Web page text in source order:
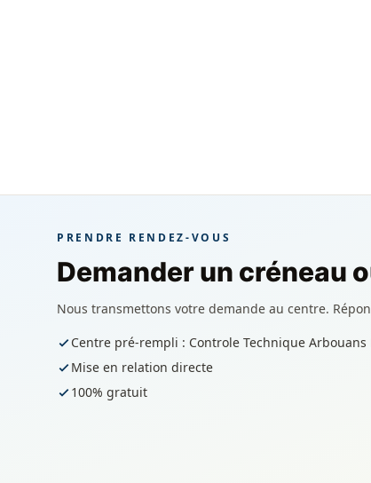
PRENDRE RENDEZ-VOUS
Demander un créneau
Nous transmettons votre demande au centre.
Centre pré-rempli : Controle Technique Arbouans
Mise en relation directe
100% gratuit